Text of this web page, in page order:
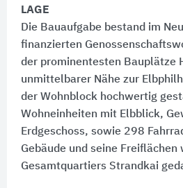
LAGE
Die Bauaufgabe bestand im
finanzierten
der prominentesten Bauplätze
unmittelbarer Nähe zur
der Wohnblock hochwertig
Wohneinheiten mit Elbblick,
Erdgeschoss, sowie 298
Gebäude und seine Freiflächen
Gesamtquartiers Strandkai